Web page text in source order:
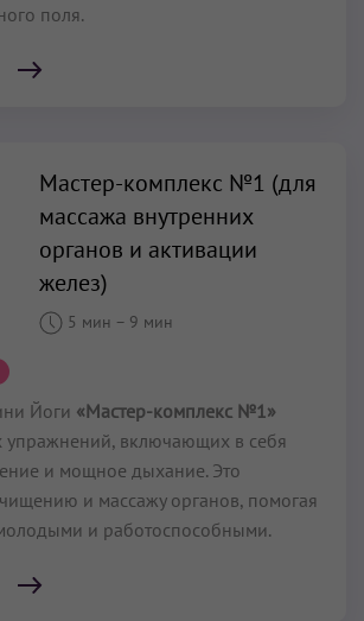
поля.
Мастер-комплекс №1 (для
массажа внутренних
органов и активации
желез)
5 мин – 9 мин
Йоги «Мастер-комплекс №1»
упражнений, включающих в себя
и мощное дыхание. Это
и массажу органов, помогая
и работоспособными.